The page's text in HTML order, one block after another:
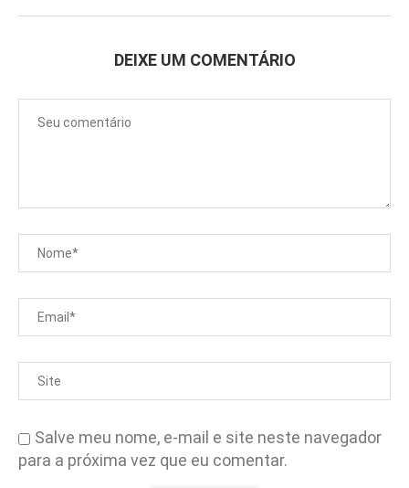
DEIXE UM COMENTÁRIO
Salve meu nome, e-mail e site neste navegador
para a próxima vez que eu comentar.